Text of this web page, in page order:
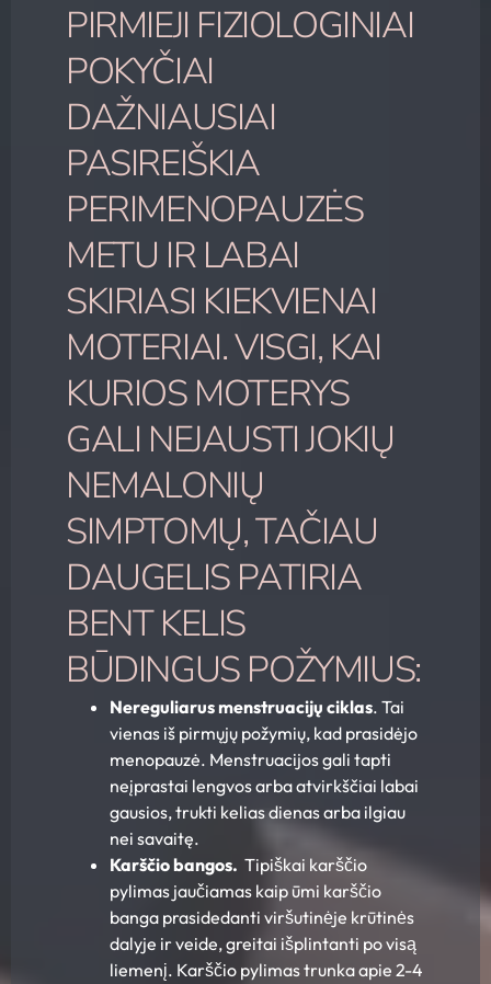
PIRMIEJI FIZIOLOGINIAI
POKYČIAI
DAŽNIAUSIAI
PASIREIŠKIA
PERIMENOPAUZĖS
METU IR LABAI
SKIRIASI KIEKVIENAI
MOTERIAI. VISGI, KAI
KURIOS MOTERYS
GALI NEJAUSTI JOKIŲ
NEMALONIŲ
SIMPTOMŲ, TAČIAU
DAUGELIS PATIRIA
BENT KELIS
BŪDINGUS POŽYMIUS:
Nereguliarus menstruacijų ciklas. Tai
vienas iš pirmųjų požymių, kad prasidėjo
menopauzė. Menstruacijos gali tapti
neįprastai lengvos arba atvirkščiai labai
gausios, trukti kelias dienas arba ilgiau
nei savaitę.
Karščio bangos. Tipiškai karščio
pylimas jaučiamas kaip ūmi karščio
banga prasidedanti viršutinėje krūtinės
dalyje ir veide, greitai išplintanti po visą
liemenį. Karščio pylimas trunka apie 2-4